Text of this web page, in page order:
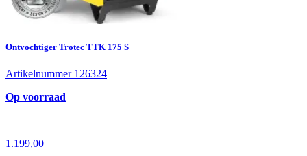
Ontvochtiger Trotec TTK 175 S
Artikelnummer 126324
Op voorraad
1.199,00